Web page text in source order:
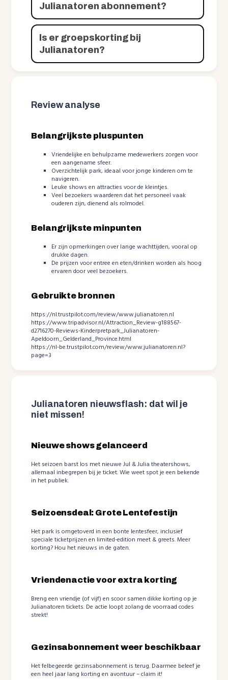
Julianatoren abonnement?
Is er groepskorting bij
Julianatoren?
Review analyse
Belangrijkste pluspunten
Vriendelijke en behulpzame medewerkers zorgen voor
een aangename sfeer.
Overzichtelijk park, ideaal voor jonge kinderen om te
navigeren.
Leuke shows en attracties voor de kleintjes.
Veel bezoekers waarderen dat het personeel vaak
ouderen zijn, dienend als rolmodel.
Belangrijkste minpunten
Er zijn opmerkingen over lange wachttijden, vooral op
drukke dagen.
De prijzen voor entree en eten/drinken worden als hoog
ervaren door veel bezoekers.
Gebruikte bronnen
https://nl.trustpilot.com/review/www.julianatoren.nl
https://www.tripadvisor.nl/Attraction_Review-g188567-
d2716270-Reviews-Kinderpretpark_Julianatoren-
Apeldoorn_Gelderland_Province.html
https://nl-be.trustpilot.com/review/www.julianatoren.nl?
page=3
Julianatoren nieuwsflash: dat wil je
niet missen!
Nieuwe shows gelanceerd
Het seizoen barst los met nieuwe Jul & Julia theatershows,
allemaal inbegrepen bij je ticket. Wie weet spot je een bekende
in het publiek.
Seizoensdeal: Grote Lentefestijn
Het park is omgetoverd in een bonte lentesfeer, inclusief
speciale ticketprijzen en limited-edition meet & greets. Meer
korting? Hou het nieuws in de gaten.
Vriendenactie voor extra korting
Breng een vriendje (of vijf) en scoor samen dikke korting op je
Julianatoren tickets. De actie loopt zolang de voorraad codes
strekt!
Gezinsabonnement weer beschikbaar
Het felbegeerde gezinsabonnement is terug. Daarmee beleef je
een heel jaar lang korting en avontuur – claim it!